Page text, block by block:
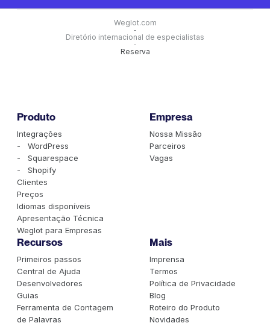
Weglot.com
-
Diretório internacional de especialistas
-
Reserva
Produto
Integrações
- WordPress
- Squarespace
- Shopify
Clientes
Preços
Idiomas disponíveis
Apresentação Técnica
Weglot para Empresas
Empresa
Nossa Missão
Parceiros
Vagas
Recursos
Primeiros passos
Central de Ajuda
Desenvolvedores
Guias
Ferramenta de Contagem
de Palavras
Mais
Imprensa
Termos
Política de Privacidade
Blog
Roteiro do Produto
Novidades